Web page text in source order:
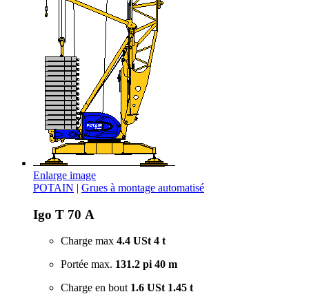
Enlarge image
POTAIN | Grues à montage automatisé
Igo T 70 A
Charge max 4.4 USt 4 t
Portée max. 131.2 pi 40 m
Charge en bout 1.6 USt 1.45 t